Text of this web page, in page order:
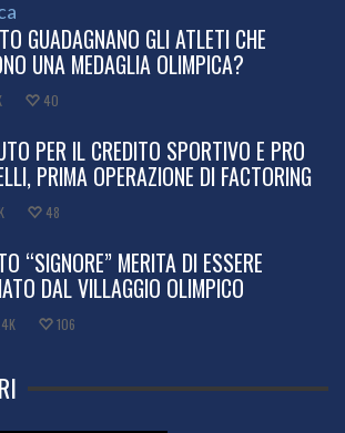
GUADAGNANO GLI ATLETI CHE
UNA MEDAGLIA OLIMPICA?
40
PER IL CREDITO SPORTIVO E PRO
PRIMA OPERAZIONE DI FACTORING
48
“SIGNORE” MERITA DI ESSERE
DAL VILLAGGIO OLIMPICO
106